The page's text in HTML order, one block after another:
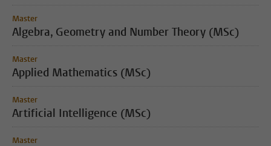
Master
Algebra, Geometry and Number Theory (MSc)
Master
Applied Mathematics (MSc)
Master
Artificial Intelligence (MSc)
Master